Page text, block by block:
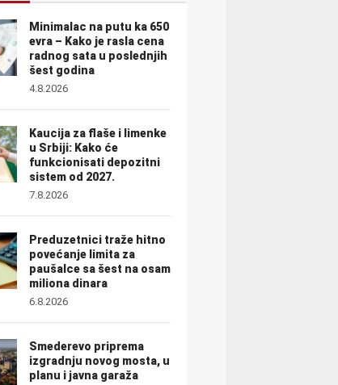
Minimalac na putu ka 650
evra – Kako je rasla cena
radnog sata u poslednjih
šest godina
4.8.2026
Kaucija za flaše i limenke
u Srbiji: Kako će
funkcionisati depozitni
sistem od 2027.
7.8.2026
Preduzetnici traže hitno
povećanje limita za
paušalce sa šest na osam
miliona dinara
6.8.2026
Smederevo priprema
izgradnju novog mosta, u
planu i javna garaža